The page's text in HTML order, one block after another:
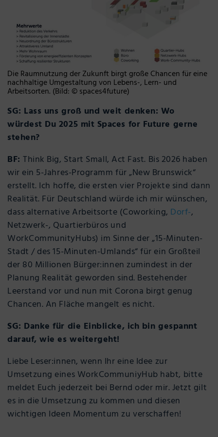
Die Raumnutzung der Zukunft birgt große Chancen für eine
nachhaltige Umgestaltung von Lebens-, Lern- und
Arbeitsorten. (Bild: © spaces4future)
SG: Lass uns groß und weit denken: Wo
würdest Du 2025 mit Spaces for Future gerne
stehen?
BF:Think Big, Start Small, Act Fast. Bis 2026 haben
wir ein 5-Jahres-Programm für „New Brunswick“
erstellt. Ich hoffe, die ersten vier Projekte sind dann
Realität. Für Deutschland würde ich mir wünschen,
dass alternative Arbeitsorte (Coworking, Dorf-,
Netzwerk-, Quartierbüros und
WorkCommunityHubs) im Sinne der „15-Minuten-
Stadt / des 15-Minuten-Umlands“ für ein Großteil
der 80 Millionen Bürger:innen zumindest in der
Planung Realität geworden sind. Bestehender
Leerstand vor und nun mit Corona birgt genug
Chancen. An Fläche mangelt es nicht.
SG: Danke für die Einblicke, ich bin gespannt
darauf, wie es weitergeht!
Liebe Leser:innen, wenn Ihr eine Idee zur
Umsetzung eines WorkCommuniyHub habt, bitte
meldet Euch jederzeit bei Bernd oder mir. Jetzt gilt
es in die Umsetzung zu kommen und diesen
wichtigen Ideen Momentum zu verschaffen!